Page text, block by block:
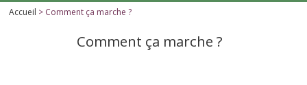
Accueil > Comment ça marche ?
Comment ça marche ?